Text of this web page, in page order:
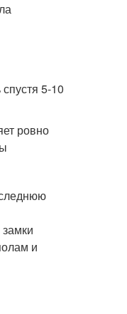
5-10
ровно
и